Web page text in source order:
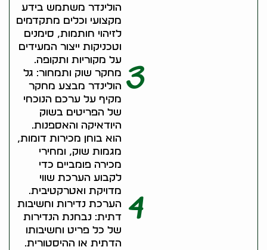
הולינדר משתמש בידע
מקצועי וכלים מתקדמים
לזיהוי חותמות, סימנים
וטכניקות ייצור המעידים
על מקוריות ותקופה.
3
מחקר שוק ותמחור: גל
הולינדר מבצע מחקר
מקיף על ערכם הנוכחי
של הפריטים בשוק
היודאיקה והאספנות.
הוא בוחן מכירות דומות,
מגמות שוק, ומחירי
מכירה פומביים כדי
לקבוע הערכת שווי
מדויקת ואטרקטיבית.
4
הערכת נדירות וחשיבות
דתית: נבחנת הנדירות
של כל פריט וחשיבותו
הדתית או ההיסטורית.